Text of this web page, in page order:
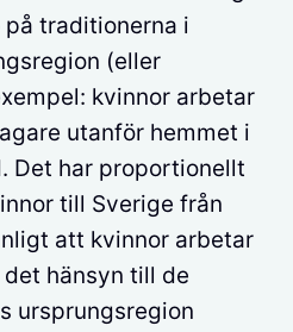
traditionerna i
(eller
kvinnor arbetar
utanför hemmet i
Det har proportionellt
till Sverige från
att kvinnor arbetar
hänsyn till de
ursprungsregion